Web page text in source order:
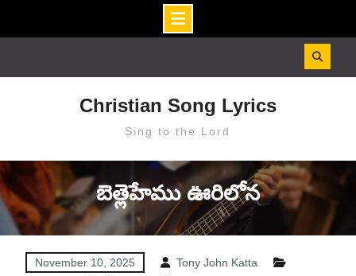
Christian Song Lyrics
Sing to the Lord
బెత్లెహేము ఊరిలోన
November 10, 2025
Tony John Katta